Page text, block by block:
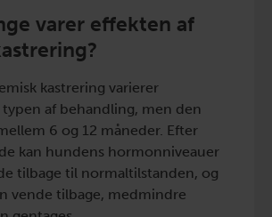
varer effekten af
kastrering varierer
af behandling, men den
6 og 12 måneder. Efter
kan hundens hormonniveauer
tilbage til normaltilstanden, og
vende tilbage, medmindre